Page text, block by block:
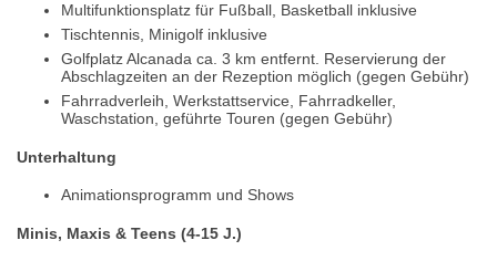
Multifunktionsplatz für Fußball, Basketball inklusive
Tischtennis, Minigolf inklusive
Golfplatz Alcanada ca. 3 km entfernt. Reservierung der
Abschlagzeiten an der Rezeption möglich (gegen Gebühr)
Fahrradverleih, Werkstattservice, Fahrradkeller,
Waschstation, geführte Touren (gegen Gebühr)
Unterhaltung
Animationsprogramm und Shows
Minis, Maxis & Teens (4-15 J.)